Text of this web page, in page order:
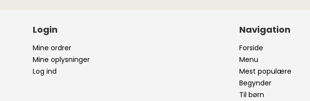
Login
Mine ordrer
Mine oplysninger
Log ind
Navigation
Forside
Menu
Mest populære
Begynder
Til børn